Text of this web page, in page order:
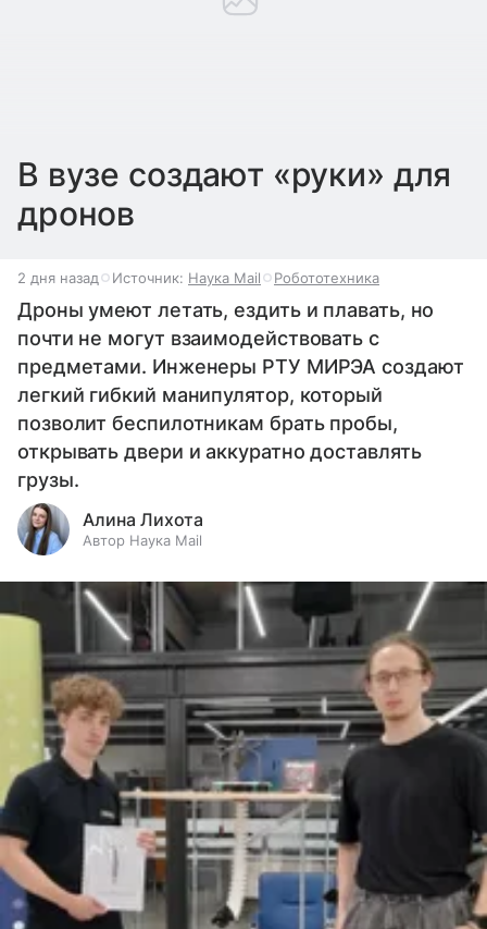
В вузе создают «руки» для
дронов
2 дня назад Источник: Наука Mail Робототехника
Дроны умеют летать, ездить и плавать, но
почти не могут взаимодействовать с
предметами. Инженеры РТУ МИРЭА создают
легкий гибкий манипулятор, который
позволит беспилотникам брать пробы,
открывать двери и аккуратно доставлять
грузы.
Алина Лихота
Автор Наука Mail